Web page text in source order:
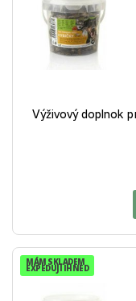
Výživový doplnok
MÁM SKLADEM
EXPEDUJI IHNED